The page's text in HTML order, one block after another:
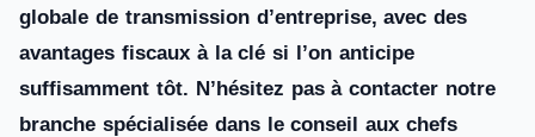
globale de transmission d’entreprise, avec des
avantages fiscaux à la clé si l’on anticipe
suffisamment tôt. N’hésitez pas à contacter notre
branche spécialisée dans le conseil aux chefs